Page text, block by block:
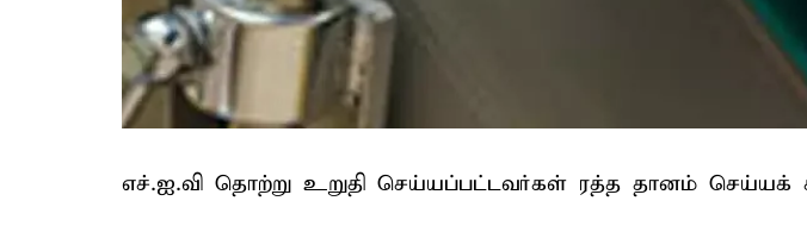
எச்.ஐ.வி தொற்று உறுதி செய்யப்பட்டவர்கள் ரத்த தானம் செய்யக்